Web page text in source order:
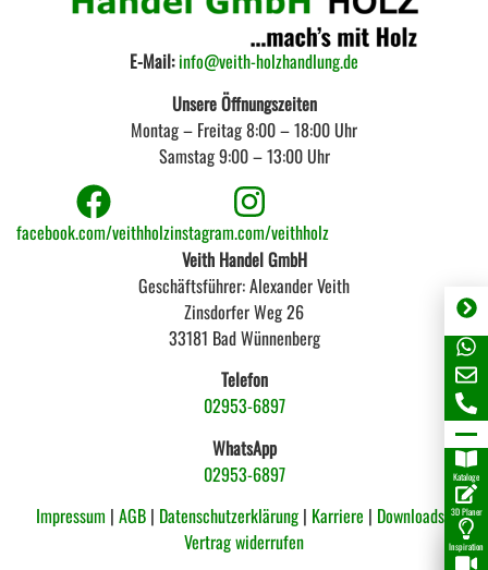
Veith Handel GmbH
Geschäftsführer: Alexander Veith
Zinsdorfer Weg 26
33181 Bad Wünnenberg
Telefon
02953-6897
WhatsApp
02953-6897
E-Mail:info@veith-holzhandlung.de
Unsere Öffnungszeiten
Montag – Freitag 8:00 – 18:00 Uhr
Samstag 9:00 – 13:00 Uhr
facebook.com/veithholzinstagram.com/veithholz
Impressum | AGB| Datenschutzerklärung | Karriere | Downloads |
Vertrag widerrufen
Kataloge
3D Planer
Inspiration